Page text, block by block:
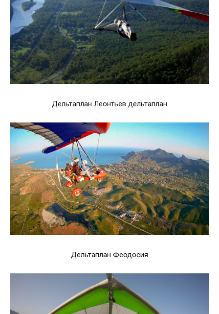
Дельтаплан Леонтьев дельтаплан
Дельтаплан Феодосия